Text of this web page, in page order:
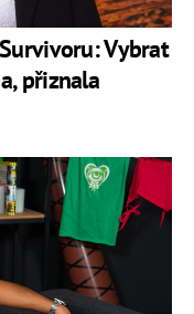
Vybrat
přiznala